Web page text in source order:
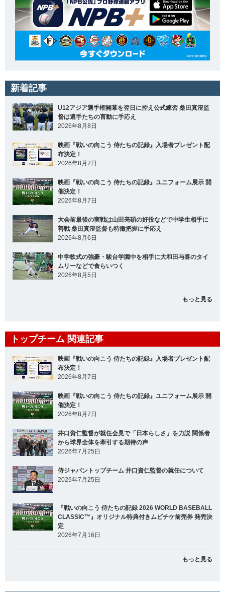
新着記事
U12アジア選手権開幕を翌日に控え公式練習 桑田真澄監
督は選手たちの言動に手応え
2026年8月8日
映画『戦いの向こう 侍たちの記録』入場者プレゼント配
布決定！
2026年8月7日
映画『戦いの向こう 侍たちの記録』ユニフォーム展示 開
催決定！
2026年8月7日
大会前最後の実戦は山田亮碩の好投などで中学生相手に
善戦 桑田真澄監督も特徴把握に手応え
2026年8月6日
中学軟式の強豪・駿台学園中を相手に大和田与喜のタイ
ムリーなどで食らいつく
2026年8月5日
もっと見る
トップチーム 関連記事
映画『戦いの向こう 侍たちの記録』入場者プレゼント配
布決定！
2026年8月7日
映画『戦いの向こう 侍たちの記録』ユニフォーム展示 開
催決定！
2026年8月7日
井口資仁監督が就任会見で「日本らしさ」を力説 関係者
から球界全体を牽引する期待の声
2026年7月25日
侍ジャパントップチーム 井口資仁監督の就任について
2026年7月25日
『戦いの向こう 侍たちの記録 2026 WORLD BASEBALL
CLASSIC™』オリジナル特典付きムビチケ前売券 発売決
定
2026年7月16日
もっと見る